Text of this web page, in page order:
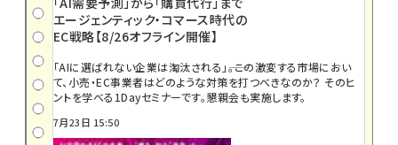
エージェンティック・コマース時代の
EC戦略【8/26オフライン開催】
「AIに選ばれない企業は淘汰される」――。この激変する市場におい
て、小売・EC事業者はどのような対策を打つべきなのか？ そのヒ
ントを学べる1Dayセミナーです。懇親会も実施します。
7月23日 15:50